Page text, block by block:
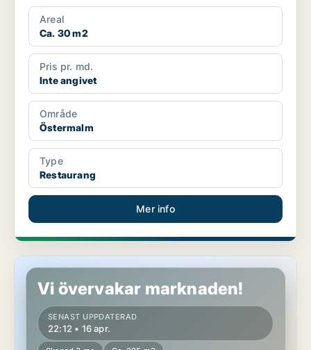
Areal
Ca. 30 m2
Pris pr. md.
Inte angivet
Område
Östermalm
Type
Restaurang
Mer info
Restaurang på Östermalm
Vi övervakar marknaden!
SENAST UPPDATERAD
22:12 • 16 apr.